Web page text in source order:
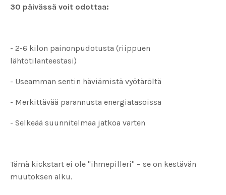
30 päivässä voit odottaa:
- 2-6 kilon painonpudotusta (riippuen
lähtötilanteestasi)
- Useamman sentin häviämistä vyötäröltä
- Merkittävää parannusta energiatasoissa
- Selkeää suunnitelmaa jatkoa varten
Tämä kickstart ei ole "ihmepilleri" – se on kestävän
muutoksen alku.